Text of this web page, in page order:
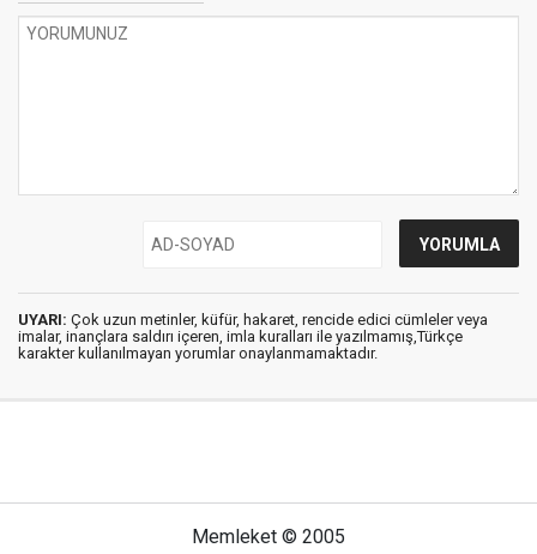
UYARI: Çok uzun metinler, küfür, hakaret, rencide edici cümleler veya
imalar, inançlara saldırı içeren, imla kuralları ile yazılmamış,Türkçe
karakter kullanılmayan yorumlar onaylanmamaktadır.
Memleket © 2005